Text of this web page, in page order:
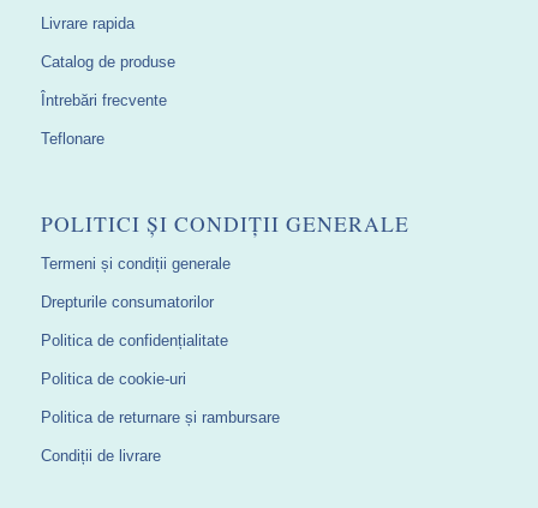
Livrare rapida
Catalog de produse
Întrebări frecvente
Teflonare
POLITICI ȘI CONDIȚII GENERALE
Termeni și condiții generale
Drepturile consumatorilor
Politica de confidențialitate
Politica de cookie-uri
Politica de returnare și rambursare
Condiții de livrare